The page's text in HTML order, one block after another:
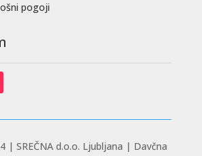
pogoji
| SREČNA d.o.o. Ljubljana | Davčna